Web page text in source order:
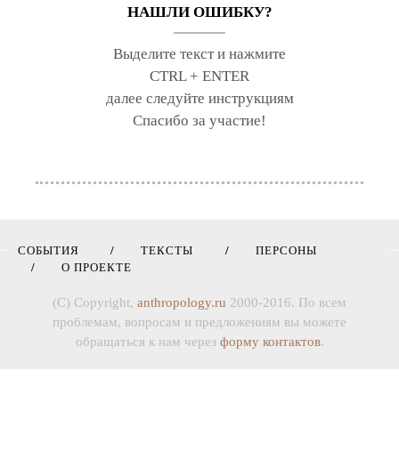
НАШЛИ ОШИБКУ?
Выделите текст и нажмите
CTRL + ENTER
далее следуйте инструкциям
Спасибо за участие!
СОБЫТИЯ ТЕКСТЫ
ПЕРСОНЫ
О ПРОЕКТЕ
(C) Copyright, anthropology.ru 2000-2016. По всем
проблемам, вопросам и предложениям вы можете
обращаться к нам через форму контактов.